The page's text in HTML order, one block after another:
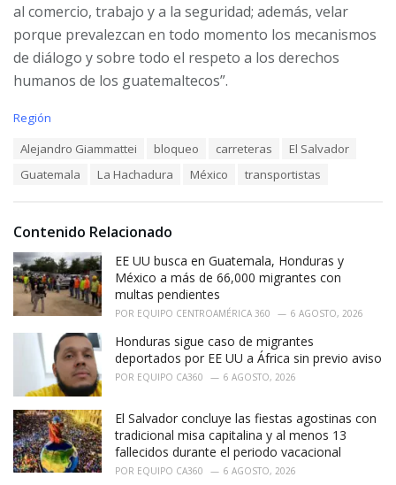
al comercio, trabajo y a la seguridad; además, velar
porque prevalezcan en todo momento los mecanismos
de diálogo y sobre todo el respeto a los derechos
humanos de los guatemaltecos”.
C
i
s
:
Región
Alejandro Giammattei bloqueo carreteras
El Salvador
Guatemala
La Hachadura México transportistas
Contenido Relacionado
EE UU busca en Guatemala, Honduras y
México a más de 66,000 migrantes con
multas pendientes
POR EQUIPO CENTROAMÉRICA 360 6 AGOSTO, 2026
Honduras sigue caso de migrantes
deportados por EE UU a África sin previo aviso
POR EQUIPO CA360 6 AGOSTO, 2026
El Salvador concluye las fiestas agostinas con
tradicional misa capitalina y al menos 13
fallecidos durante el periodo vacacional
POR EQUIPO CA360 6 AGOSTO, 2026